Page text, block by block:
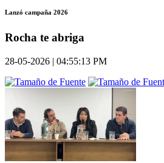
Lanzó campaña 2026
Rocha te abriga
28-05-2026 | 04:55:13 PM